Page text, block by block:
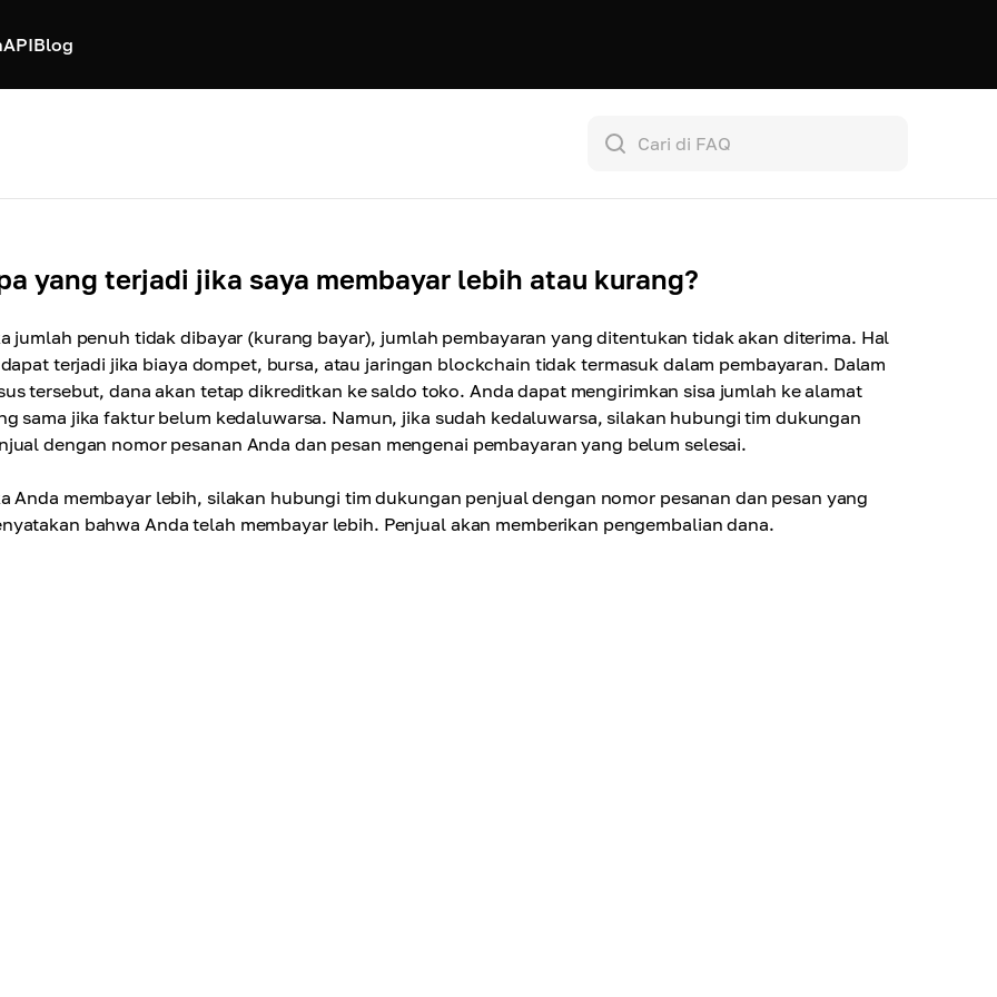
APIBlog
yang terjadi jika saya membayar lebih atau kurang?
jumlah penuh tidak dibayar (kurang bayar), jumlah pembayaran yang ditentukan tidak akan diterima. Hal
terjadi jika biaya dompet, bursa, atau jaringan blockchain tidak termasuk dalam pembayaran. Dalam
tersebut, dana akan tetap dikreditkan ke saldo toko. Anda dapat mengirimkan sisa jumlah ke alamat
sama jika faktur belum kedaluwarsa. Namun, jika sudah kedaluwarsa, silakan hubungi tim dukungan
dengan nomor pesanan Anda dan pesan mengenai pembayaran yang belum selesai.
Anda membayar lebih, silakan hubungi tim dukungan penjual dengan nomor pesanan dan pesan yang
bahwa Anda telah membayar lebih. Penjual akan memberikan pengembalian dana.